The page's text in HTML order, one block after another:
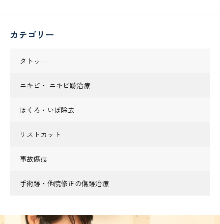
カテゴリー
タトゥー
ニキビ・ ニキビ跡治療
ほくろ・いぼ除去
リストカット
事故傷痕
手術跡・他院修正の傷跡治療